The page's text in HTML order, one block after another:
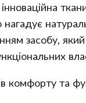
засобу, який
комфорту та